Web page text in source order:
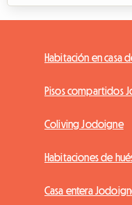
Habitación en casa
Pisos compartidos
Coliving Jodoigne
Habitaciones de
Casa entera